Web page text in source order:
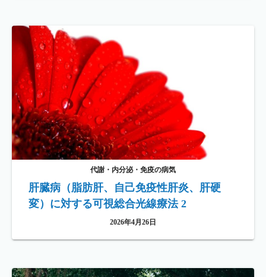
代謝・内分泌・免疫の病気
肝臓病（脂肪肝、自己免疫性肝炎、肝硬
変）に対する可視総合光線療法 2
2026年4月26日